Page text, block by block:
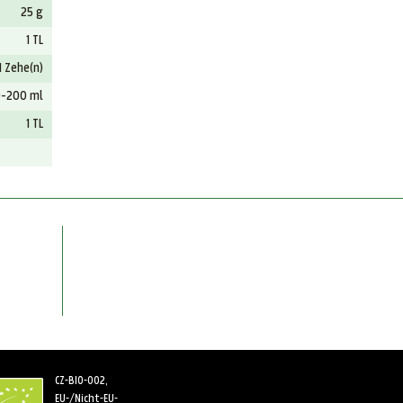
25 g
1 TL
Zehe(n)
200 ml
1 TL
CZ-BIO-002,
EU-/Nicht-EU-